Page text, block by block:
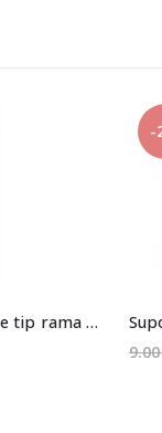
Suport pentru prezentare inele tip rama 25×20,5x10cm
-